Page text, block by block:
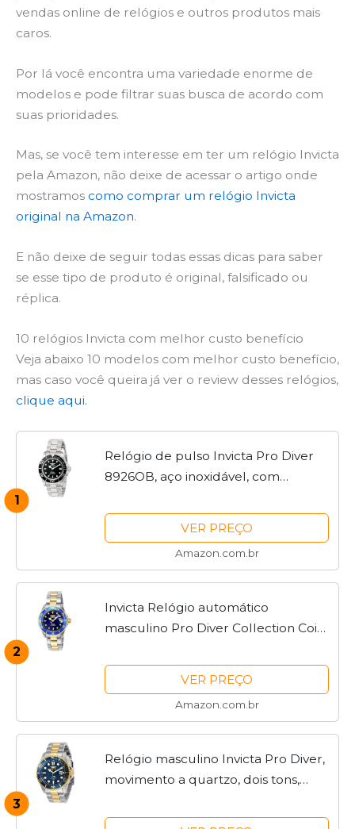
vendas online de relógios e outros produtos mais
caros.
Por lá você encontra uma variedade enorme de
modelos e pode filtrar suas busca de acordo com
suas prioridades.
Mas, se você tem interesse em ter um relógio Invicta
pela Amazon, não deixe de acessar o artigo onde
mostramos como comprar um relógio Invicta
original na Amazon.
E não deixe de seguir todas essas dicas para saber
se esse tipo de produto é original, falsificado ou
réplica.
10 relógios Invicta com melhor custo benefício
Veja abaixo 10 modelos com melhor custo benefício,
mas caso você queira já ver o review desses relógios,
clique aqui.
1
Relógio de pulso Invicta Pro Diver
8926OB, aço inoxidável, com
VER PREÇO
Amazon.com.br
2
Invicta Relógio automático
masculino Pro Diver Collection Coin-
mergulhador, relógio automático
VER PREÇO
Amazon.com.br
3
Relógio masculino Invicta Pro Diver,
movimento a quartzo, dois tons,